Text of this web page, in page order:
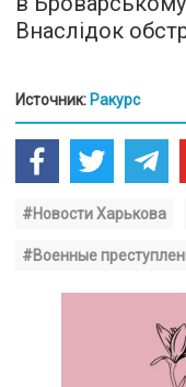
Внаслідок
Источник: Ракурс
#Новости Харькова
#Военные